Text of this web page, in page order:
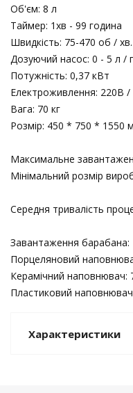
Об'єм: 8 л
Таймер: 1хв - 99 година
Швидкість: 75-470 об / хв.
Дозуючий насос: 0 - 5 л /
Потужність: 0,37 кВт
Електроживлення: 220В /
Вага: 70 кг
Розмір: 450 * 750 * 1550
Максимальне
Мінімальний розмір
Середня тривалість
Завантаження барабана:
Порцеляновий
Керамічний наповнювач:
Пластиковий
Характеристики